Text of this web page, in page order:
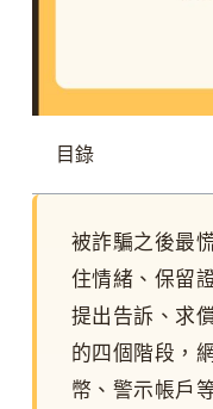
目錄
被詐騙之後最
住情緒、保留
提出告訴、求
的四個階段，
幣、警示帳戶